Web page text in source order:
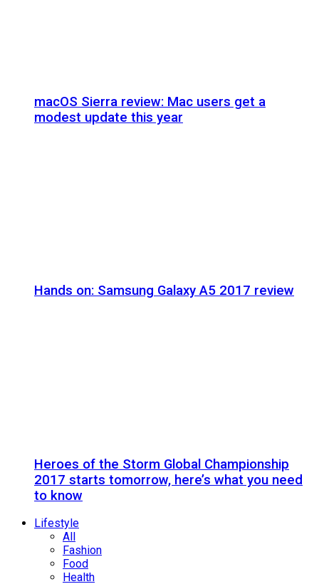
macOS Sierra review: Mac users get a
modest update this year
Hands on: Samsung Galaxy A5 2017 review
Heroes of the Storm Global Championship
2017 starts tomorrow, here’s what you need
to know
Lifestyle
All
Fashion
Food
Health